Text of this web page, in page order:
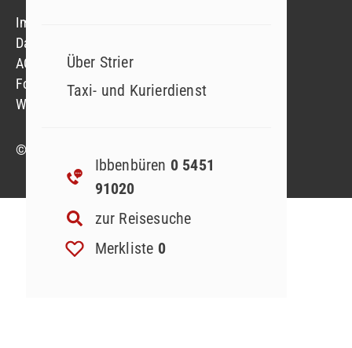
Über Strier
Taxi- und Kurierdienst
Ibbenbüren 0 5451
91020
zur Reisesuche
Merkliste 0
© 2023 Strier Reisen GmbH & Co. KG
Impressum
Datenschutzerklärung
AGB
Formblatt
Widerruf Reiseversicherung